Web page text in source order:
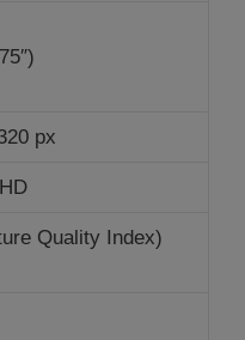
px
Quality Index)